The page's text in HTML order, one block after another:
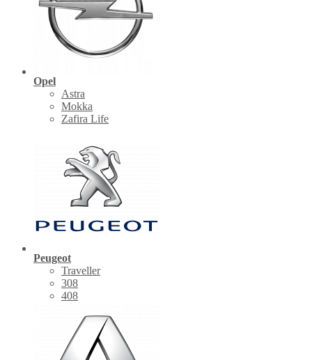
Opel
Astra
Mokka
Zafira Life
Peugeot
Traveller
308
408